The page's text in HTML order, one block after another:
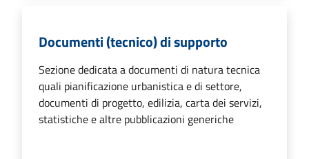
Documenti (tecnico) di supporto
Sezione dedicata a documenti di natura tecnica
quali pianificazione urbanistica e di settore,
documenti di progetto, edilizia, carta dei servizi,
statistiche e altre pubblicazioni generiche